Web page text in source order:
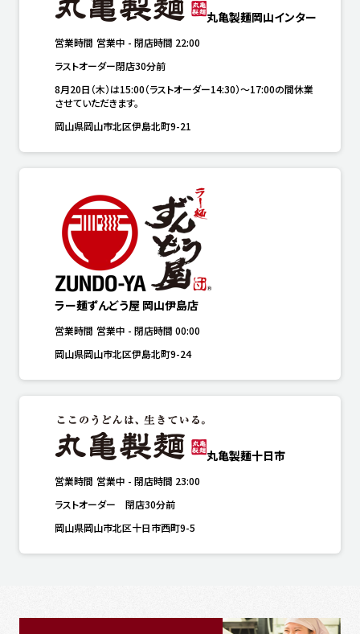
丸亀製麺岡山インター
営業時間 営業中 - 閉店時間 22:00
ラストオーダー閉店30分前
8月20日（木）は15:00（ラストオーダー14:30）～17:00の間休業
させていただきます。
岡山県岡山市北区伊島北町9-21
ラー麺ずんどう屋 岡山伊島店
営業時間 営業中 - 閉店時間 00:00
岡山県岡山市北区伊島北町9-24
丸亀製麺十日市
営業時間 営業中 - 閉店時間 23:00
ラストオーダー　閉店30分前
岡山県岡山市北区十日市西町9-5